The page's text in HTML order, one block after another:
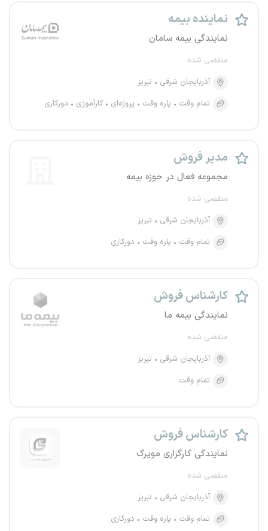
نماینده بیمه
نمایندگی بیمه سامان
منقضی شده
آذربایجان شرقی
تبریز
تمام وقت
پاره وقت پروژه‌ای کارآموزی دورکاری
مدیر فروش
مجموعه فعال در حوزه بیمه
منقضی شده
آذربایجان شرقی
تبریز
تمام وقت
پاره وقت دورکاری
کارشناس فروش
نمایندگی بیمه ما
منقضی شده
آذربایجان شرقی
تبریز
تمام وقت
کارشناس فروش
نمایندگی کارگزاری مویرگ
منقضی شده
آذربایجان شرقی
تبریز
تمام وقت
پاره وقت دورکاری